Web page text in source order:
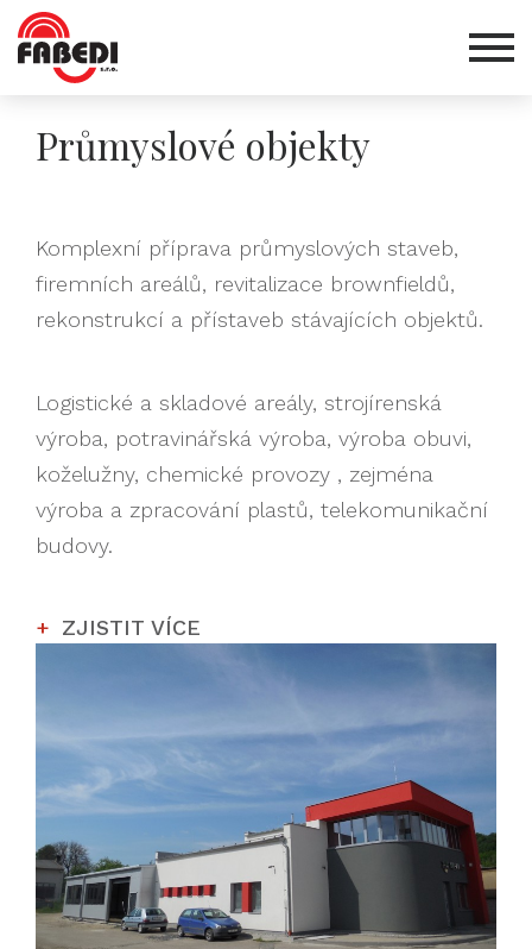
Průmyslové objekty
Komplexní příprava průmyslových staveb,
firemních areálů, revitalizace brownfieldů,
rekonstrukcí a přístaveb stávajících objektů.
Logistické a skladové areály, strojírenská
výroba, potravinářská výroba, výroba obuvi,
koželužny, chemické provozy , zejména
výroba a zpracování plastů, telekomunikační
budovy.
ZJISTIT VÍCE